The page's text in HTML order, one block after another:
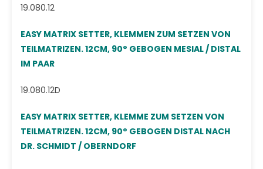
19.080.12
EASY MATRIX SETTER, KLEMMEN ZUM SETZEN VON
TEILMATRIZEN. 12CM, 90° GEBOGEN MESIAL / DISTAL
IM PAAR
19.080.12D
EASY MATRIX SETTER, KLEMME ZUM SETZEN VON
TEILMATRIZEN. 12CM, 90° GEBOGEN DISTAL NACH
DR. SCHMIDT / OBERNDORF